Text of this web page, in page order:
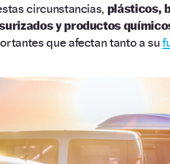
circunstancias, plásticos,
y productos
que afectan tanto a su